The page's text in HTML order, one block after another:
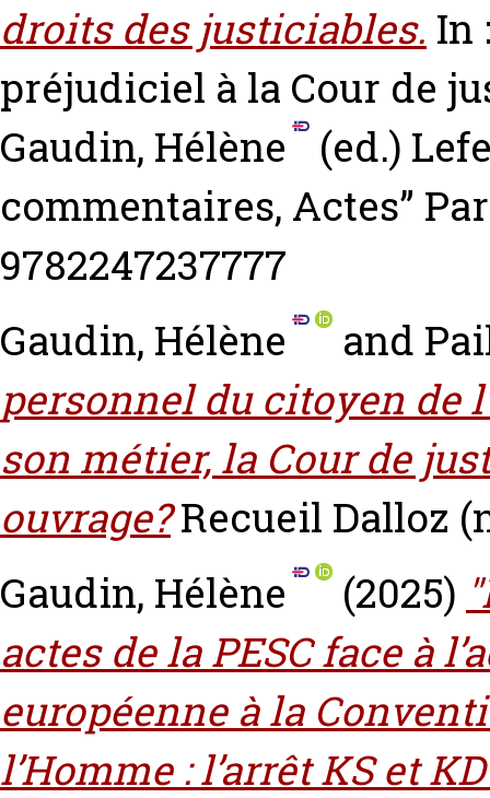
droits des justiciables. In
préjudiciel à la Cour de
Gaudin, Hélène
(ed.)
commentaires, Actes”
9782247237777
Gaudin, Hélène
and
personnel du citoyen de
son métier, la Cour de
ouvrage? Recueil Dalloz
Gaudin, Hélène
(2025)
actes de la PESC face à
européenne à la
l’Homme : l’arrêt KS et